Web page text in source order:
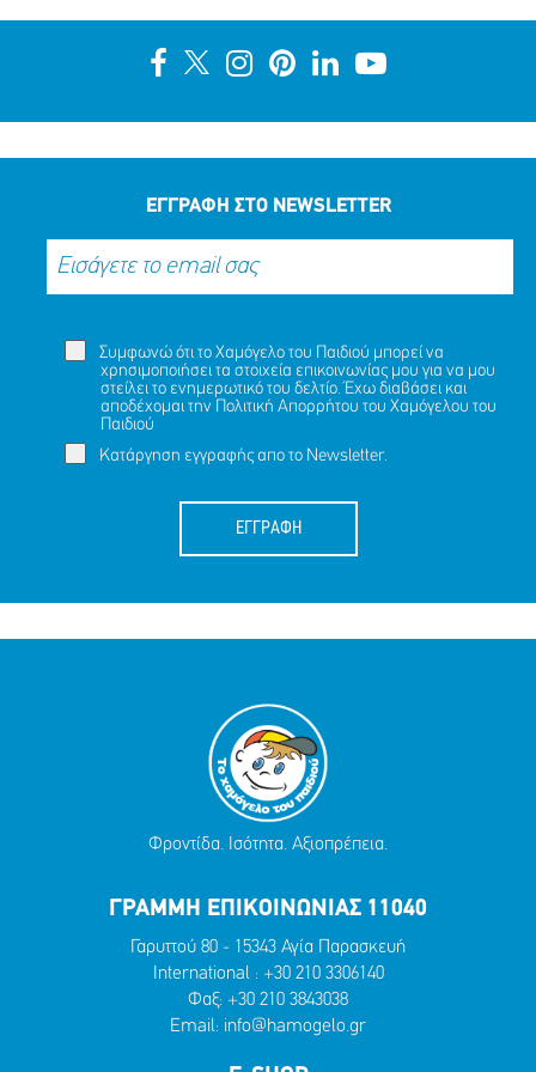
ΛΗΞΗ MISSING KID ALERT ΓΙΑ ΤΙΣ ΑΝΔΡΙΚΟΠΟΥΛΟΥ
ΤΟ
ΤΩΡΑ
ΕΓΓΡΑΦΗ ΣΤΟ NEWSLETTER
Συμφωνώ ότι το Χαμόγελο του Παιδιού μπορεί να
χρησιμοποιήσει τα στοιχεία επικοινωνίας μου για να μου
στείλει το ενημερωτικό του δελτίο. Έχω διαβάσει και
αποδέχομαι την Πολιτική Απορρήτου του Χαμόγελου του
Παιδιού
Κατάργηση εγγραφής απο το Newsletter.
ΕΓΓΡΑΦΗ
Φροντίδα. Ισότητα. Αξιοπρέπεια.
ΓΡΑΜΜΗ ΕΠΙΚΟΙΝΩΝΙΑΣ 11040
Γαρυττού 80 - 15343 Αγία Παρασκευή
International : +30 210 3306140
Φαξ: +30 210 3843038
Email: info@hamogelo.gr